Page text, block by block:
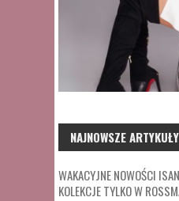
NAJNOWSZE ARTYKUŁY
WAKACYJNE NOWOŚCI
KOLEKCJE TYLKO W